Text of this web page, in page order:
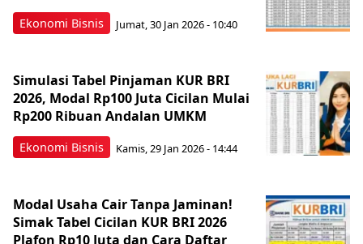
Ekonomi Bisnis Jumat, 30 Jan 2026 - 10:40
Ekonomi Bisnis
Simulasi Tabel Pinjaman KUR BRI
2026, Modal Rp100 Juta Cicilan Mulai
Rp200 Ribuan Andalan UMKM
Kamis, 29 Jan 2026 - 14:44
Modal Usaha Cair Tanpa Jaminan!
Simak Tabel Cicilan KUR BRI 2026
Plafon Rp10 Juta dan Cara Daftar